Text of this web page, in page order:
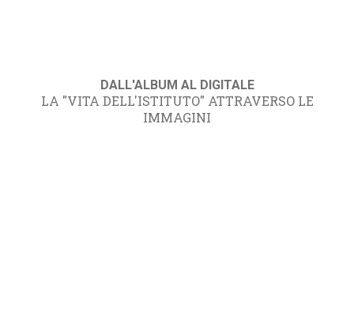
DALL'ALBUM AL DIGITALE
LA "VITA DELL'ISTITUTO" ATTRAVERSO LE
IMMAGINI